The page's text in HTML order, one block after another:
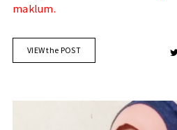
maklum.
VIEW the POST